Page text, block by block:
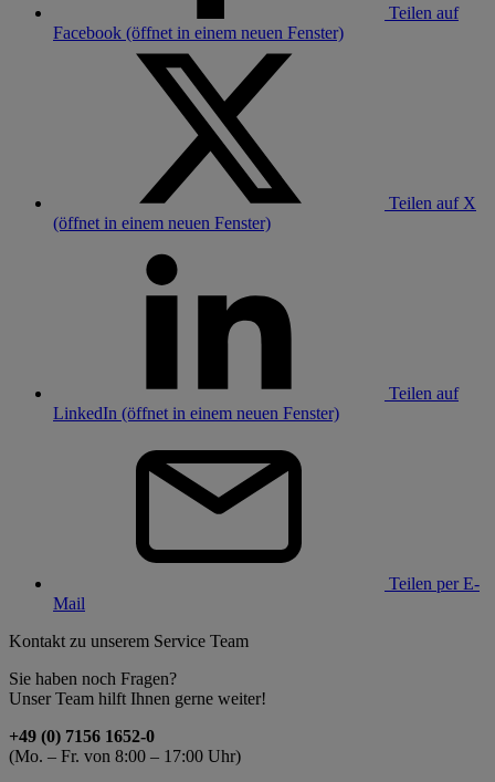
Teilen auf
Facebook (öffnet in einem neuen Fenster)
Teilen auf X
(öffnet in einem neuen Fenster)
Teilen auf
LinkedIn (öffnet in einem neuen Fenster)
Teilen per E-
Mail
Kontakt zu unserem Service Team
Sie haben noch Fragen?
Unser Team hilft Ihnen gerne weiter!
+49 (0) 7156 1652-0
(Mo. – Fr. von 8:00 – 17:00 Uhr)